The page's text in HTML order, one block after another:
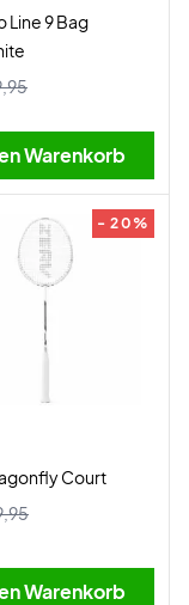
Line 9 Bag
Warenkorb
- 20%
Court
Warenkorb